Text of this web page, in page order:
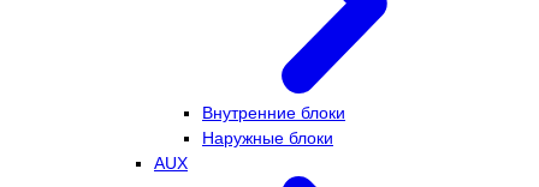
Внутренние блоки
Наружные блоки
AUX